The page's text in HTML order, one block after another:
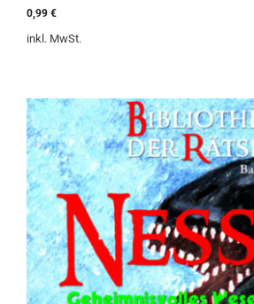
0
v
n
0,99 €
inkl. MwSt.